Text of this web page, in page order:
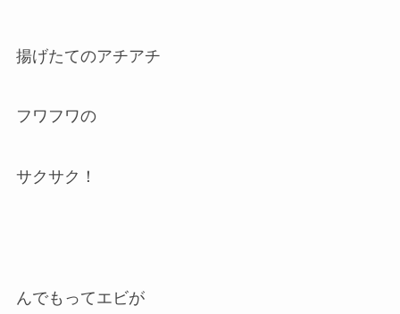
揚げたてのアチアチ
フワフワの
サクサク！
んでもってエビが